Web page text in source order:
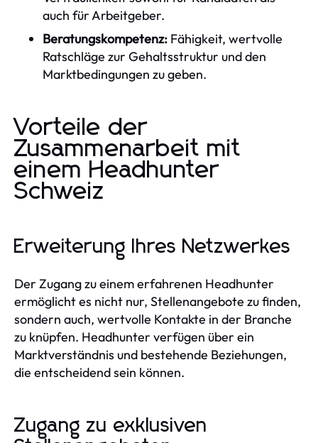
auch für Arbeitgeber.
Beratungskompetenz: Fähigkeit, wertvolle
Ratschläge zur Gehaltsstruktur und den
Marktbedingungen zu geben.
Vorteile der
Zusammenarbeit mit
einem Headhunter
Schweiz
Erweiterung Ihres Netzwerkes
Der Zugang zu einem erfahrenen Headhunter
ermöglicht es nicht nur, Stellenangebote zu finden,
sondern auch, wertvolle Kontakte in der Branche
zu knüpfen. Headhunter verfügen über ein
Marktverständnis und bestehende Beziehungen,
die entscheidend sein können.
Zugang zu exklusiven